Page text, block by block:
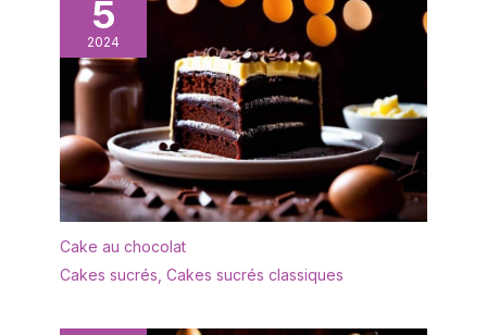
5
2024
Cake au chocolat
Cakes sucrés Cakes sucrés classiques